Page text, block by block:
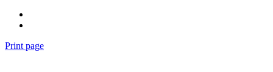
Print page